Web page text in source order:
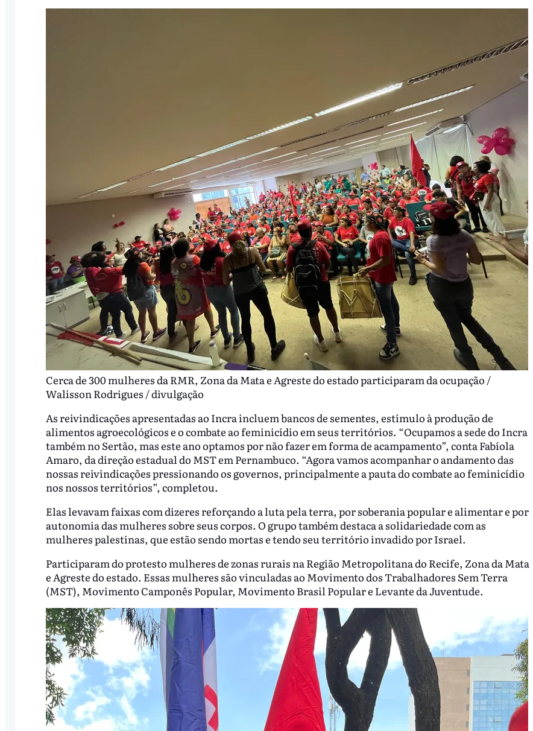
Cerca de 300 mulheres da RMR, Zona da Mata e Agreste do estado participaram da ocupação /
Walisson Rodrigues / divulgação
As reivindicações apresentadas ao Incra incluem bancos de sementes, estímulo à produção de
alimentos agroecológicos e o combate ao feminicídio em seus territórios. “Ocupamos a sede do Incra
também no Sertão, mas este ano optamos por não fazer em forma de acampamento”, conta Fabíola
Amaro, da direção estadual do MST em Pernambuco. “Agora vamos acompanhar o andamento das
nossas reivindicações pressionando os governos, principalmente a pauta do combate ao feminicídio
nos nossos territórios”, completou.
Elas levavam faixas com dizeres reforçando a luta pela terra, por soberania popular e alimentar e por
autonomia das mulheres sobre seus corpos. O grupo também destaca a solidariedade com as
mulheres palestinas, que estão sendo mortas e tendo seu território invadido por Israel.
Participaram do protesto mulheres de zonas rurais na Região Metropolitana do Recife, Zona da Mata
e Agreste do estado. Essas mulheres são vinculadas ao Movimento dos Trabalhadores Sem Terra
(MST), Movimento Camponês Popular, Movimento Brasil Popular e Levante da Juventude.